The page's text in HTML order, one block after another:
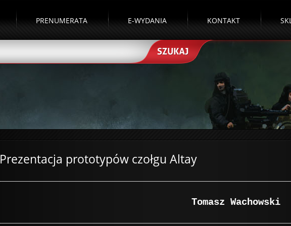
PRENUMERATA E-WYDANIA KONTAKT
Prezentacja prototypów czołgu Altay
Tomasz Wachowski